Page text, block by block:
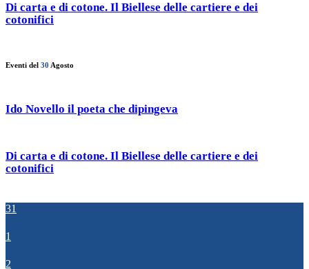
Di carta e di cotone. Il Biellese delle cartiere e dei
cotonifici
Eventi del 30 Agosto
Ido Novello il poeta che dipingeva
Di carta e di cotone. Il Biellese delle cartiere e dei
cotonifici
31
1
2